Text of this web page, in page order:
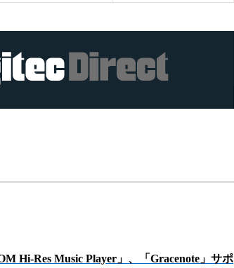
Hi-Res Music Player」、「Gracenote」サポ